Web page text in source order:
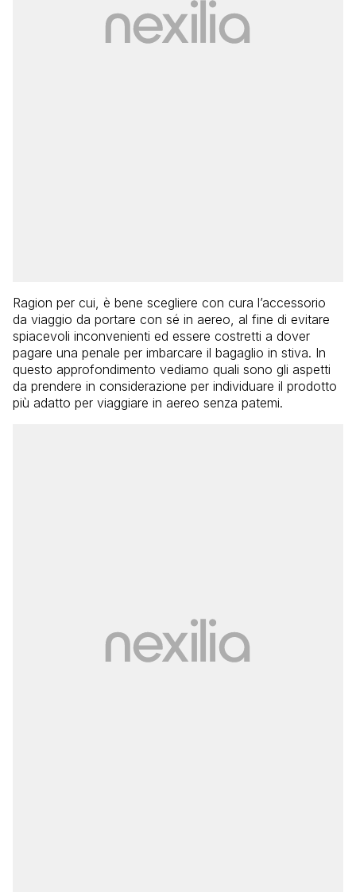
Ragion per cui, è bene scegliere con cura l’accessorio
da viaggio da portare con sé in aereo, al fine di evitare
spiacevoli inconvenienti ed essere costretti a dover
pagare una penale per imbarcare il bagaglio in stiva. In
questo approfondimento vediamo quali sono gli aspetti
da prendere in considerazione per individuare il prodotto
più adatto per viaggiare in aereo senza patemi.